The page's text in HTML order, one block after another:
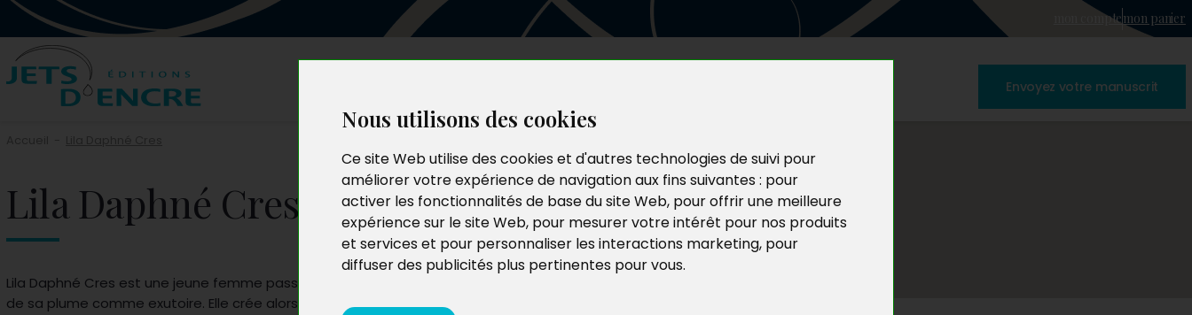
Nous utilisons des cookies
Ce site Web utilise des cookies et d'autres technologies de suivi pour
améliorer votre expérience de navigation aux fins suivantes : pour
activer les fonctionnalités de base du site Web, pour offrir une meilleure
expérience sur le site Web, pour mesurer votre intérêt pour nos produits
et services et pour personnaliser les interactions marketing, pour
diffuser des publicités plus pertinentes pour vous.
mon comptemon panier
Envoyez votre manuscrit
Lila Daphné Cres
Lila Daphné Cres est une jeune femme passionnée qui depuis toujours se sert
de sa plume comme exutoire. Elle crée alors des « univers fantasmagoriques »